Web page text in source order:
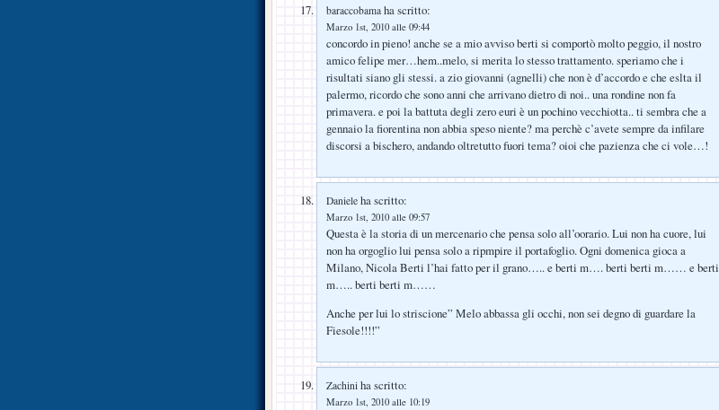
baraccobama ha scritto:
Marzo 1st, 2010 alle 09:44
concordo in pieno! anche se a mio avviso berti si comportò molto peggio, il nostro
amico felipe mer…hem..melo, si merita lo stesso trattamento. speriamo che i
risultati siano gli stessi. a zio giovanni (agnelli) che non è d’accordo e che eslta il
palermo, ricordo che sono anni che arrivano dietro di noi.. una rondine non fa
primavera. e poi la battuta degli zero euri è un pochino vecchiotta.. ti sembra che a
gennaio la fiorentina non abbia speso niente? ma perchè c’avete sempre da infilare
discorsi a bischero, andando oltretutto fuori tema? oioi che pazienza che ci vole…!
Daniele ha scritto:
Marzo 1st, 2010 alle 09:57
Questa è la storia di un mercenario che pensa solo all’oorario. Lui non ha cuore, lui
non ha orgoglio lui pensa solo a ripmpire il portafoglio. Ogni domenica gioca a
Milano, Nicola Berti l’hai fatto per il grano….. e berti m…. berti berti m…… e berti
m….. berti berti m……
Anche per lui lo striscione” Melo abbassa gli occhi, non sei degno di guardare la
Fiesole!!!!”
Zachini ha scritto:
Marzo 1st, 2010 alle 10:19